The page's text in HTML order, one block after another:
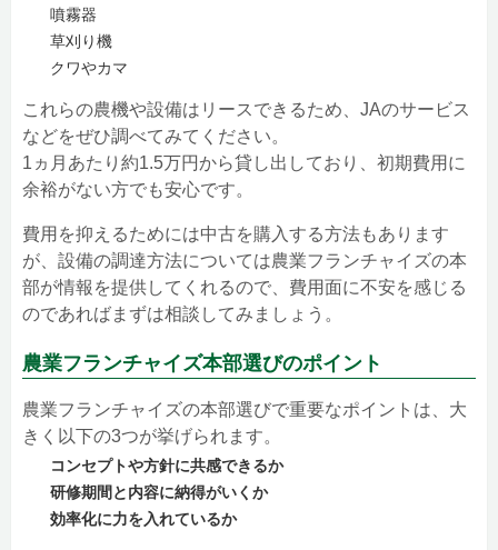
噴霧器
草刈り機
クワやカマ
これらの農機や設備はリースできるため、JAのサービス
などをぜひ調べてみてください。
1ヵ月あたり約1.5万円から貸し出しており、初期費用に
余裕がない方でも安心です。
費用を抑えるためには中古を購入する方法もあります
が、設備の調達方法については農業フランチャイズの本
部が情報を提供してくれるので、費用面に不安を感じる
のであればまずは相談してみましょう。
農業フランチャイズ本部選びのポイント
農業フランチャイズの本部選びで重要なポイントは、大
きく以下の3つが挙げられます。
コンセプトや方針に共感できるか
研修期間と内容に納得がいくか
効率化に力を入れているか